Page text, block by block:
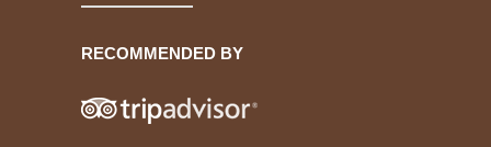
RECOMMENDED BY